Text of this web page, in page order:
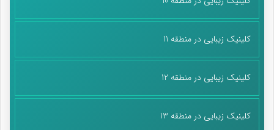
کلینیک زیبایی در منطقه 11
کلینیک زیبایی در منطقه 12
کلینیک زیبایی در منطقه 13